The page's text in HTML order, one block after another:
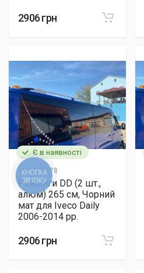
2906 грн
Є в наявності
SKU:hpb178
Рейлінги DD (2 шт.,
алюм) 265 см, Чорний
мат для Iveco Daily
2006-2014 рр.
2906 грн
КНОПКА
ЗВ'ЯЗКУ